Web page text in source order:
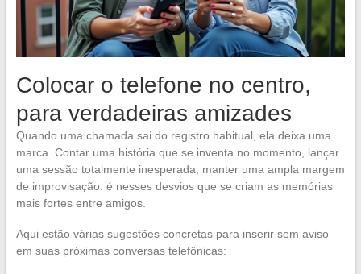
Colocar o telefone no centro,
para verdadeiras amizades
Quando uma chamada sai do registro habitual, ela deixa uma
marca. Contar uma história que se inventa no momento, lançar
uma sessão totalmente inesperada, manter uma ampla margem
de improvisação: é nesses desvios que se criam as memórias
mais fortes entre amigos.
Aqui estão várias sugestões concretas para inserir sem aviso
em suas próximas conversas telefônicas: